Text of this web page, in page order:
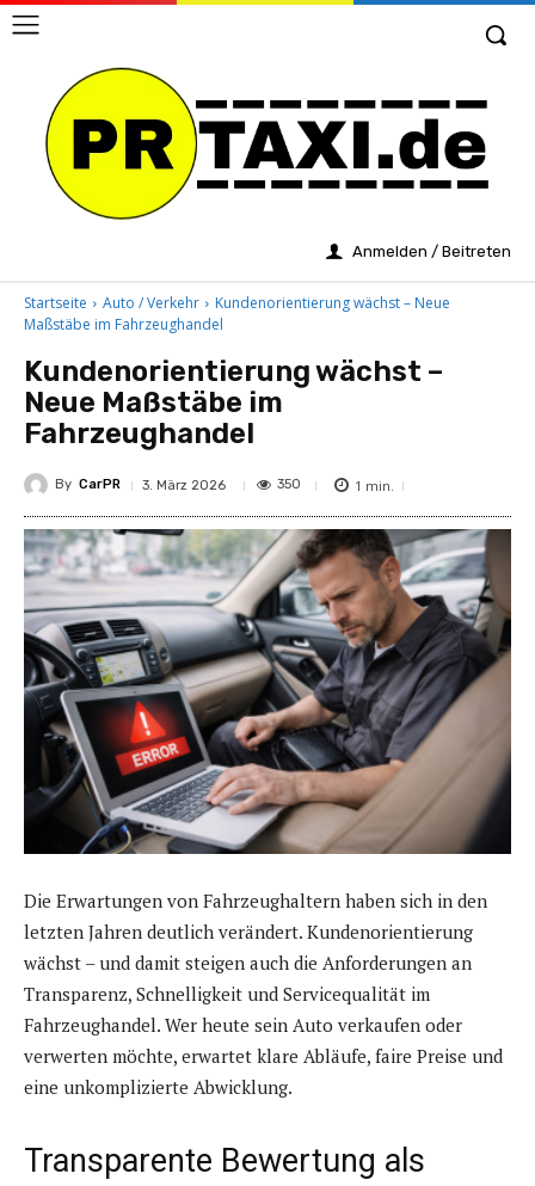
Anmelden / Beitreten
Startseite Auto / Verkehr
Kundenorientierung wächst – Neue
Maßstäbe im Fahrzeughandel
Kundenorientierung wächst –
Neue Maßstäbe im
Fahrzeughandel
By CarPR 3. März 2026 350 1 min.
Die Erwartungen von Fahrzeughaltern haben sich in den
letzten Jahren deutlich verändert. Kundenorientierung
wächst – und damit steigen auch die Anforderungen an
Transparenz, Schnelligkeit und Servicequalität im
Fahrzeughandel. Wer heute sein Auto verkaufen oder
verwerten möchte, erwartet klare Abläufe, faire Preise und
eine unkomplizierte Abwicklung.
Transparente Bewertung als